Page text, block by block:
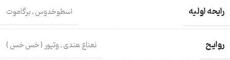
رایحه اولیه اسطوخدوس,برگاموت
روایح نعناع هندی,وتیور ( خس خس )